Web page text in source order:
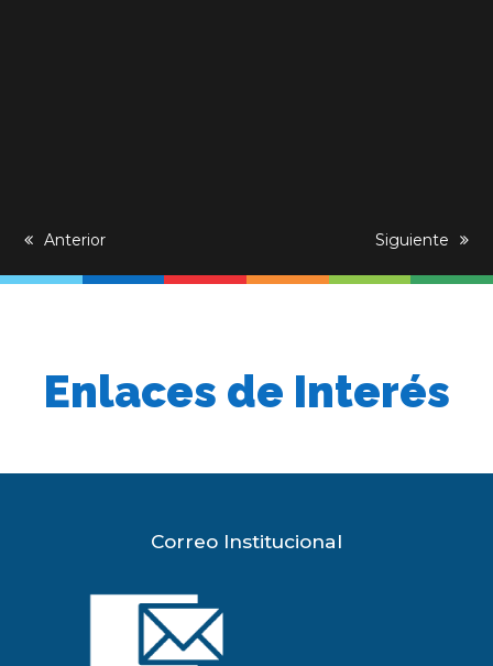
previous
Anterior
next
Siguiente
Enlaces de Interés
Correo Institucional